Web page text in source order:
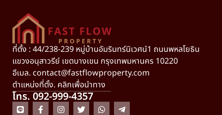
ที่ตั้ง : 44/238-239 หมู่บ้านอัมรินทร์นิเวศน์1 ถนนพหลโยธิน
แขวงอนุสาวรีย์ เขตบางเขน กรุงเทพมหานคร 10220
อีเมล. contact@fastflowproperty.com
ตำแหน่งที่ตั้ง. คลิกเพื่อนำทาง
โทร. 092-999-4357